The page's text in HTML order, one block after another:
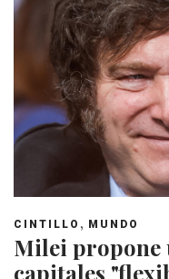
CINTILLO , MUNDO
Milei propone
capitales